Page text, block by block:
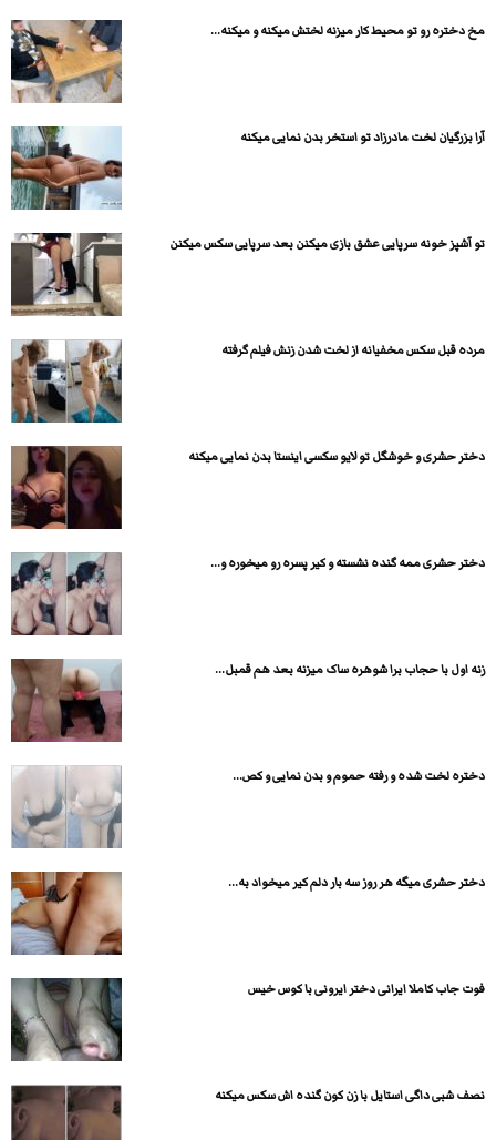
مخ دختره رو تو محیط کار میزنه لختش میکنه و میکنه...
آرا بزرگیان لخت مادرزاد تو استخر بدن نمایی میکنه
تو آشپز خونه سرپایی عشق بازی میکنن بعد سرپایی سکس میکنن
مرده قبل سکس مخفیانه از لخت شدن زنش فیلم گرفته
دختر حشری و خوشگل تو لایو سکسی اینستا بدن نمایی میکنه
دختر حشری ممه گنده نشسته و کیر پسره رو میخوره و...
زنه اول با حجاب برا شوهره ساک میزنه بعد هم قمبل...
دختره لخت شده و رفته حموم و بدن نمایی و کص...
دختر حشری میگه هر روز سه بار دلم کیر میخواد به...
فوت جاب کاملا ایرانی دختر ایرونی با کوس خیس
نصف شبی داگی استایل با زن کون گنده اش سکس میکنه